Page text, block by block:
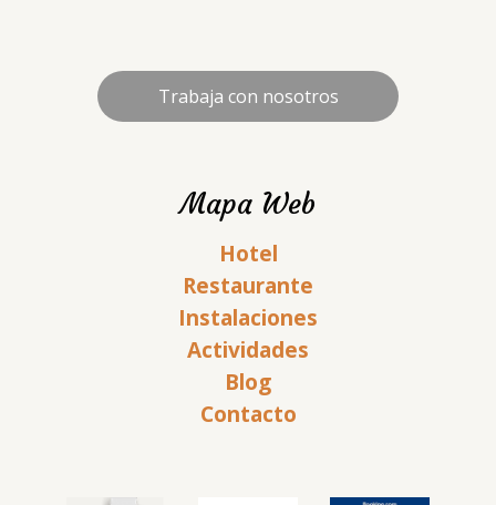
Trabaja con nosotros
Mapa Web
Hotel
Restaurante
Instalaciones
Actividades
Blog
Contacto